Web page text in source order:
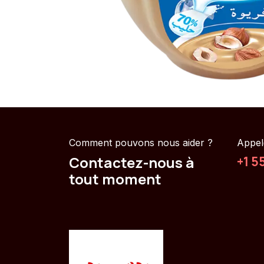
Comment pouvons nous aider ?
Contactez-nous à
tout moment
+1